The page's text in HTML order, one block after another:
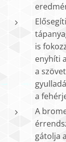
is
enyhíti
a
a
A
gátolja